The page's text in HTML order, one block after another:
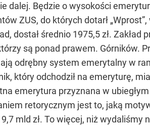
dalej. Będzie o wysokości
ZUS, do których dotarł
dostał średnio 1975,5 zł. Zakład
są ponad prawem. Górników.
odrębny system emerytalny w
który odchodził na emeryturę,
emerytura przyznana w
retorycznym jest to, jaką
mld zł. To więcej, niż wydaliśmy